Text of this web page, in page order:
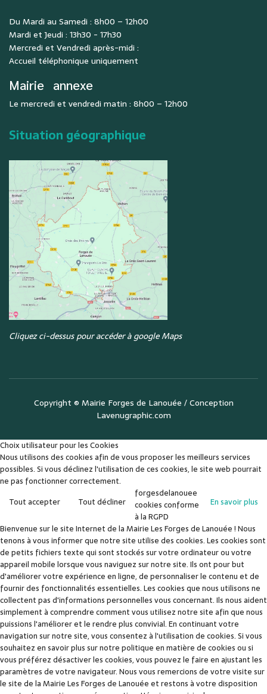
Du Mardi au Samedi : 8h00 – 12h00
Mardi et Jeudi : 13h30 - 17h30
Mercredi et Vendredi après-midi :
Accueil téléphonique uniquement
Mairie annexe
Le mercredi et vendredi matin : 8h00 – 12h00
Situation géographique
Cliquez ci-dessus pour accéder à google Maps
Copyright © Mairie Forges de Lanouée / Conception
Lavenugraphic.com
Choix utilisateur pour les Cookies
Nous utilisons des cookies afin de vous proposer les meilleurs services
possibles. Si vous déclinez l'utilisation de ces cookies, le site web pourrait
ne pas fonctionner correctement.
Tout accepter
Tout décliner En savoir plus
forgesdelanouee
cookies conforme
à la RGPD
Bienvenue sur le site Internet de la Mairie Les Forges de Lanouée ! Nous
tenons à vous informer que notre site utilise des cookies. Les cookies sont
de petits fichiers texte qui sont stockés sur votre ordinateur ou votre
appareil mobile lorsque vous naviguez sur notre site. Ils ont pour but
d'améliorer votre expérience en ligne, de personnaliser le contenu et de
fournir des fonctionnalités essentielles. Les cookies que nous utilisons ne
collectent pas d'informations personnelles vous concernant. Ils nous aident
simplement à comprendre comment vous utilisez notre site afin que nous
puissions l'améliorer et le rendre plus convivial. En continuant votre
navigation sur notre site, vous consentez à l'utilisation de cookies. Si vous
souhaitez en savoir plus sur notre politique en matière de cookies ou si
vous préférez désactiver les cookies, vous pouvez le faire en ajustant les
paramètres de votre navigateur. Nous vous remercions de votre visite sur
le site de la Mairie Les Forges de Lanouée et restons à votre disposition